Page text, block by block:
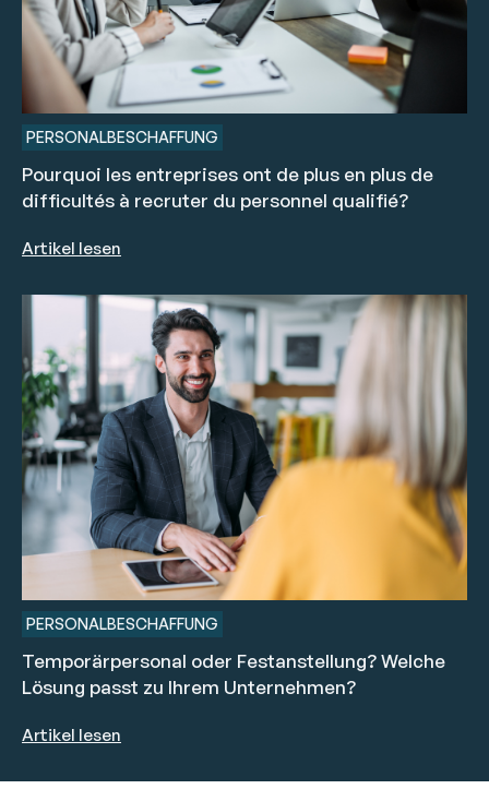
PERSONALBESCHAFFUNG
Pourquoi les entreprises ont de plus en plus de
difficultés à recruter du personnel qualifié?
Artikel lesen
PERSONALBESCHAFFUNG
Temporärpersonal oder Festanstellung? Welche
Lösung passt zu Ihrem Unternehmen?
Artikel lesen